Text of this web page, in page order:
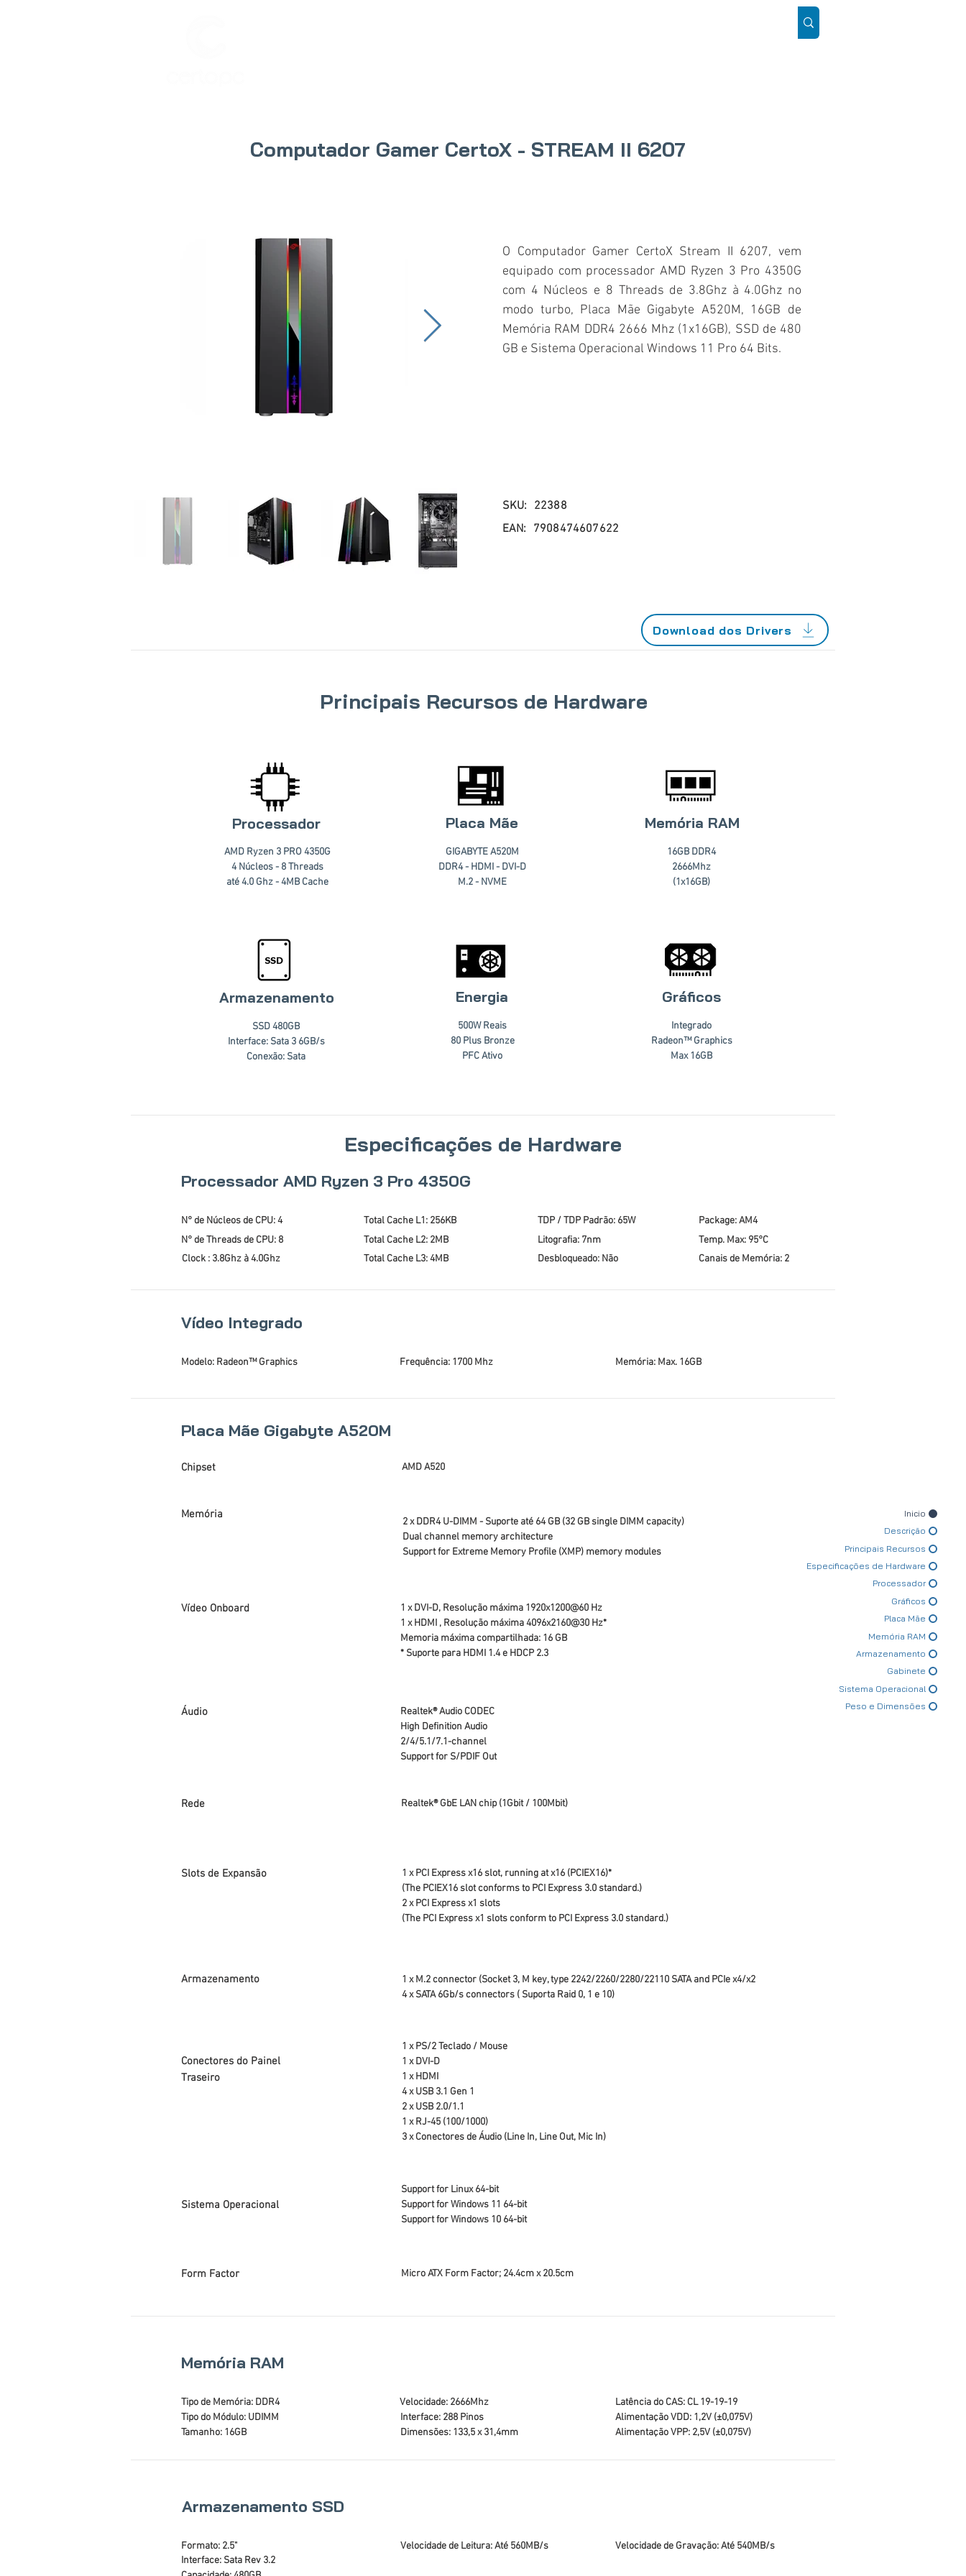
Inicio
Descrição
Principais Recursos
Especificações de Hardware
Processador
Gráficos
Placa Mãe
Memória RAM
Armazenamento
Gabinete
Sistema Operacional
Peso e Dimensões
Computador Gamer CertoX - STREAM II 6207
O Computador Gamer CertoX Stream II 6207, vem
equipado com processador AMD Ryzen 3 Pro 4350G
com 4 Núcleos e 8 Threads de 3.8Ghz à 4.0Ghz no
modo turbo, Placa Mãe Gigabyte A520M, 16GB de
Memória RAM DDR4 2666 Mhz (1x16GB), SSD de 480
GB e Sistema Operacional Windows 11 Pro 64 Bits.
SKU: 22388
EAN: 7908474607622
Download dos Drivers
Memória RAM
16GB DDR4
2666Mhz
(1x16GB)
Principais Recursos de Hardware
Processador
AMD Ryzen 3 PRO 4350G
4 Núcleos - 8 Threads
até 4.0 Ghz - 4MB Cache
Armazenamento
SSD 480GB
Interface: Sata 3 6GB/s
Conexão: Sata
Placa Mãe
GIGABYTE A520M
DDR4 - HDMI - DVI-D
M.2 - NVME
Energia
500W Reais
80 Plus Bronze
PFC Ativo
Gráficos
Integrado
Radeon™ Graphics
Max 16GB
Especificações de Hardware
Processador AMD Ryzen 3 Pro 4350G
N° de Núcleos de CPU: 4
N° de Threads de CPU: 8
Clock : 3.8Ghz à 4.0Ghz
Total Cache L1: 256KB TDP / TDP Padrão: 65W
Package: AM4
Total Cache L2: 2MB
Total Cache L3: 4MB
Litografia: 7nm
Temp. Max: 95°C
Desbloqueado: Não
Canais de Memória: 2
Vídeo Integrado
Modelo: Radeon™ Graphics Frequência: 1700 Mhz Memória: Max. 16GB
Placa Mãe Gigabyte A520M
Chipset
Memória
Vídeo Onboard
Áudio
Rede
Slots de Expansão
Armazenamento
Conectores do Painel
Traseiro
Sistema Operacional
Form Factor
AMD A520
2 x DDR4 U-DIMM - Suporte até 64 GB (32 GB single DIMM capacity)
Dual channel memory architecture
Support for Extreme Memory Profile (XMP) memory modules
1 x DVI-D, Resolução máxima 1920x1200@60 Hz
1 x HDMI , Resolução máxima 4096x2160@30 Hz*
Memoria máxima compartilhada: 16 GB
* Suporte para HDMI 1.4 e HDCP 2.3
Realtek® Audio CODEC
High Definition Audio
2/4/5.1/7.1-channel
Support for S/PDIF Out
Realtek® GbE LAN chip (1Gbit / 100Mbit)
1 x PCI Express x16 slot, running at x16 (PCIEX16)*
(The PCIEX16 slot conforms to PCI Express 3.0 standard.)
2 x PCI Express x1 slots
(The PCI Express x1 slots conform to PCI Express 3.0 standard.)
1 x M.2 connector (Socket 3, M key, type 2242/2260/2280/22110 SATA and PCIe x4/x2
4 x SATA 6Gb/s connectors ( Suporta Raid 0, 1 e 10)
1 x PS/2 Teclado / Mouse
1 x DVI-D
1 x HDMI
4 x USB 3.1 Gen 1
2 x USB 2.0/1.1
1 x RJ-45 (100/1000)
3 x Conectores de Áudio (Line In, Line Out, Mic In)
Support for Linux 64-bit
Support for Windows 11 64-bit
Support for Windows 10 64-bit
Micro ATX Form Factor; 24.4cm x 20.5cm
Memória RAM
Tipo de Memória: DDR4
Tipo do Módulo: UDIMM
Tamanho: 16GB
Velocidade: 2666Mhz
Interface: 288 Pinos
Dimensões: 133,5 x 31,4mm
Latência do CAS: CL 19-19-19
Alimentação VDD: 1,2V (±0,075V)
Alimentação VPP: 2,5V (±0,075V)
Armazenamento SSD
Formato: 2.5"
Interface: Sata Rev 3.2
Velocidade de Leitura: Até 560MB/s Velocidade de Gravação: Até 540MB/s